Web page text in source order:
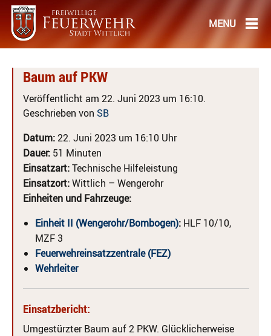
Baum auf PKW
Veröffentlicht am 22. Juni 2023 um 16:10.
Geschrieben von SB
Datum:22. Juni 2023 um 16:10 Uhr
Dauer: 51 Minuten
Einsatzart:Technische Hilfeleistung
Einsatzort:Wittlich – Wengerohr
Einheiten und Fahrzeuge:
Einheit II (Wengerohr/Bombogen): HLF 10/10,
MZF 3
Feuerwehreinsatzzentrale (FEZ)
Wehrleiter
Einsatzbericht:
Umgestürzter Baum auf 2 PKW. Glücklicherweise